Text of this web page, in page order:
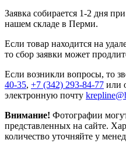
Заявка собирается 1-2 дня
нашем складе в Перми.
Если товар находится на
то сбор заявки может
Если возникли вопросы, то
40-35, +7 (342) 293-84-77 или
электронную почту
Внимание! Фотографии
представленных на сайте.
количество уточняйте у